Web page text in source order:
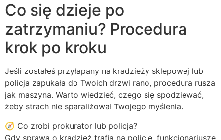
Co się dzieje po
zatrzymaniu? Procedura
krok po kroku
Jeśli zostałeś przyłapany na kradzieży sklepowej lub
policja zapukała do Twoich drzwi rano, procedura rusza
jak maszyna. Warto wiedzieć, czego się spodziewać,
żeby strach nie sparaliżował Twojego myślenia.
🧭 Co zrobi prokurator lub policja?
Gdy sprawa o kradzież trafia na policję, funkcjonariusze